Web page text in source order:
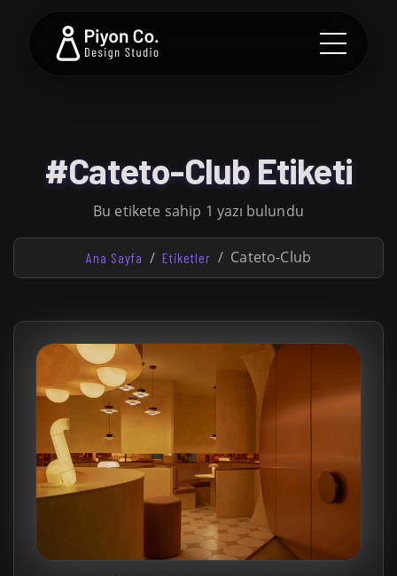
#Cateto-Club Etiketi
Bu etikete sahip 1 yazı bulundu
Ana Sayfa Etiketler Cateto-Club